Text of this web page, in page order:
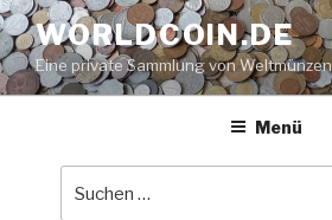
Zum
Inhalt
springen
WORLDCOIN.DE
Eine private Sammlung von Weltmünzen
Menü